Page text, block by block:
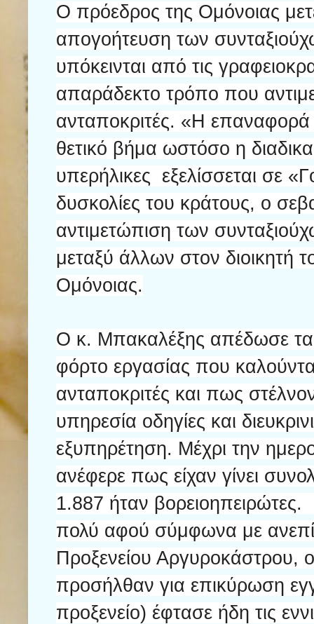
Ο πρόεδρος της Ομόνοιας
απογοήτευση των
υπόκεινται από τις
απαράδεκτο τρόπο που
ανταποκριτές. «Η
θετικό βήμα ωστόσο η
υπερήλικες εξελίσσεται σε
δυσκολίες του κράτους, ο
αντιμετώπιση των
μεταξύ άλλων στον διοικητή
Ομόνοιας.
Ο κ. Μπακαλέξης απέδωσε
φόρτο εργασίας που
ανταποκριτές και πως
υπηρεσία οδηγίες και
εξυπηρέτηση. Μέχρι την
ανέφερε πως είχαν γίνει
1.887 ήταν
πολύ αφού σύμφωνα με
Προξενείου Αργυροκάστρου,
προσήλθαν για επικύρωση
προξενείο) έφτασε ήδη τις